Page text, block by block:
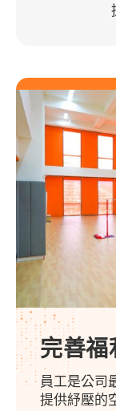
完善福
員工是公司
提供紓壓的